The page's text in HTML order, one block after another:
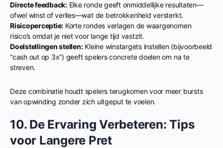
Directe feedback:Elke ronde geeft onmiddellijke resultaten—
ofwel winst of verlies—wat de betrokkenheid versterkt.
Risicoperceptie: Korte rondes verlagen de waargenomen
risico’s omdat je niet voor lange tijd vastzit.
Doelstellingen stellen:Kleine winstargets instellen (bijvoorbeeld
“cash out op 3x”) geeft spelers concrete doelen om na te
streven.
Deze combinatie houdt spelers terugkomen voor meer bursts
van opwinding zonder zich uitgeput te voelen.
10. De Ervaring Verbeteren: Tips
voor Langere Pret